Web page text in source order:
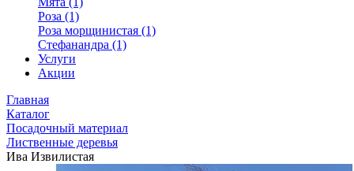
Роза (1)
Роза морщинистая (1)
Стефанандра (1)
Услуги
Акции
Главная
Каталог
Посадочный материал
Лиственные деревья
Ива Извилистая